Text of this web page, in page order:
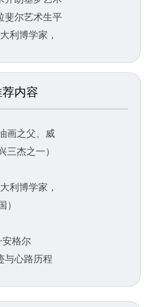
斐尔艺术生平
利博学家，
内容
画之父、威
三杰之一）
利博学家，
）
安格尔
与心路历程